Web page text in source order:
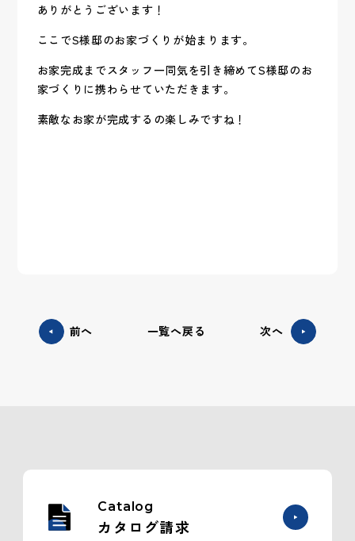
ありがとうございます！
ここでS様邸のお家づくりが始まります。
お家完成までスタッフ一同気を引き締めてS様邸のお
家づくりに携わらせていただきます。
素敵なお家が完成するの楽しみですね！
前へ 一覧へ戻る 次へ
Catalog
カタログ請求